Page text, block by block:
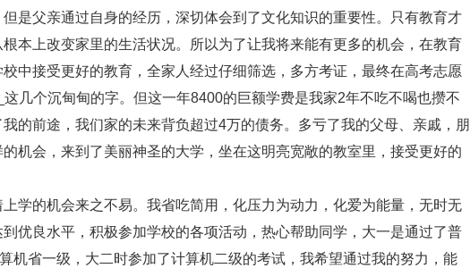
是父亲通过自身的经历，深切体会到了文化知识的重要性。只有教育才
本上改变家里的生活状况。所以为了让我将来能有更多的机会，在教育
中接受更好的教育，全家人经过仔细筛选，多方考证，最终在高考志愿
几个沉甸甸的字。但这一年8400的巨额学费是我家2年不吃不喝也攒不
的前途，我们家的未来背负超过4万的债务。多亏了我的父母、亲戚，朋
机会，来到了美丽神圣的大学，坐在这明亮宽敞的教室里，接受更好的
学的机会来之不易。我省吃简用，化压力为动力，化爱为能量，无时无
优良水平，积极参加学校的各项活动，热心帮助同学，大一是通过了普
机省一级，大二时参加了计算机二级的考试，我希望通过我的努力，能